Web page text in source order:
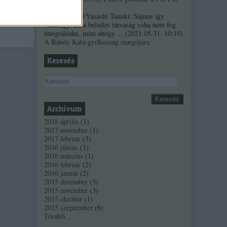
@Yasashi Tanuki: Sajnos így
valahogy. Ez a beludzs társaság soha nem fog
integrálódni, mint ahogy ... (2021.05.31. 10:19)
A Bándy Kata-gyilkosság margójára
Keresés
Archívum
2018 április ( 1 )
2017 november ( 1 )
2017 február (3)
2016 június ( 1 )
2016 március ( 1 )
2016 február (2)
2016 január (2)
2015 december (5)
2015 november (3)
2015 október ( 1 )
2015 szeptember (6)
Tovább...